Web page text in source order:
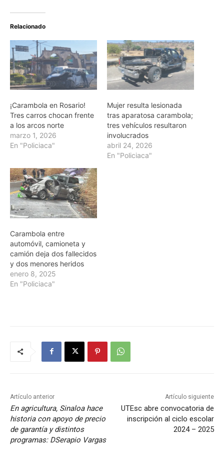
Relacionado
¡Carambola en Rosario!
Tres carros chocan frente
a los arcos norte
marzo 1, 2026
En "Policiaca"
Mujer resulta lesionada
tras aparatosa carambola;
tres vehículos resultaron
involucrados
abril 24, 2026
En "Policiaca"
Carambola entre
automóvil, camioneta y
camión deja dos fallecidos
y dos menores heridos
enero 8, 2025
En "Policiaca"
Artículo anterior
En agricultura, Sinaloa hace
historia con apoyo de precio
de garantía y distintos
programas: DSerapio Vargas
Artículo siguiente
UTEsc abre convocatoria de
inscripción al ciclo escolar
2024 – 2025